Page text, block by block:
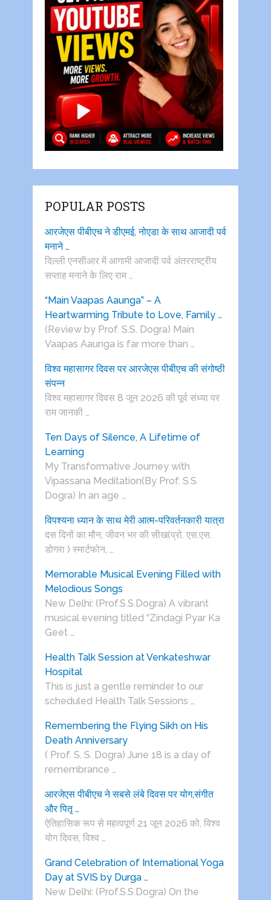
POPULAR POSTS
आरजेएस पीबीएच ने डीएमई, नोएडा के साथ आजादी पर्व
मनाने …
दिल्ली एनसीआर में आगामी आजादी पर्व अंतरराष्ट्रीय
सप्ताह मनाने के लिए राम …
“Main Vaapas Aaunga” – A
Heartwarming Tribute to Love, Family …
(Review by Prof. S.S. Dogra) Main
Vaapas Aaunga is far more than …
विश्व महासागर दिवस पर आरजेएस पीबीएच की संगोष्ठी
संपन्न
विश्व महासागर दिवस 8 जून 2026 की पूर्व संध्या पर
राम जानकी …
Ten Days of Silence, A Lifetime of
Learning
My Transformative Journey with
Vipassana Meditation(By Prof. S.S.
Dogra) In an age …
विपश्यना ध्यान के साथ मेरी आत्म-परिवर्तनकारी यात्रा
दस दिनों का मौन, जीवन भर की सीख(प्रो. एस.एस.
डोगरा ) स्मार्टफोन, …
Memorable Musical Evening Filled with
Melodious Songs
New Delhi: (Prof.S.S.Dogra) A vibrant
musical evening titled “Zindagi Pyar Ka
Geet …
Health Talk Session at Venkateshwar
Hospital
This is just a gentle reminder to our
scheduled Health Talk Sessions …
Remembering the Flying Sikh on His
Death Anniversary
( Prof. S. S. Dogra) June 18 is a day of
remembrance …
आरजेएस पीबीएच ने सबसे लंबे दिवस पर योग,संगीत
और पितृ …
ऐतिहासिक रूप से महत्वपूर्ण 21 जून 2026 को, विश्व
योग दिवस, विश्व …
Grand Celebration of International Yoga
Day at SVIS by Durga …
New Delhi: (Prof.S.S.Dogra) On the